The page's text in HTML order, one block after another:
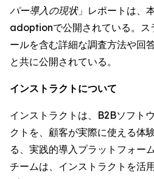
パー導入の現状」レポートは、
adoptionで公開されている。ス
ールを含む詳細な調査方法や回
と共に公開されている。
インストラクトについて
インストラクトは、B2Bソフト
クトを、顧客が実際に使える体
る、実践的導入プラットフォー
チームは、インストラクトを活